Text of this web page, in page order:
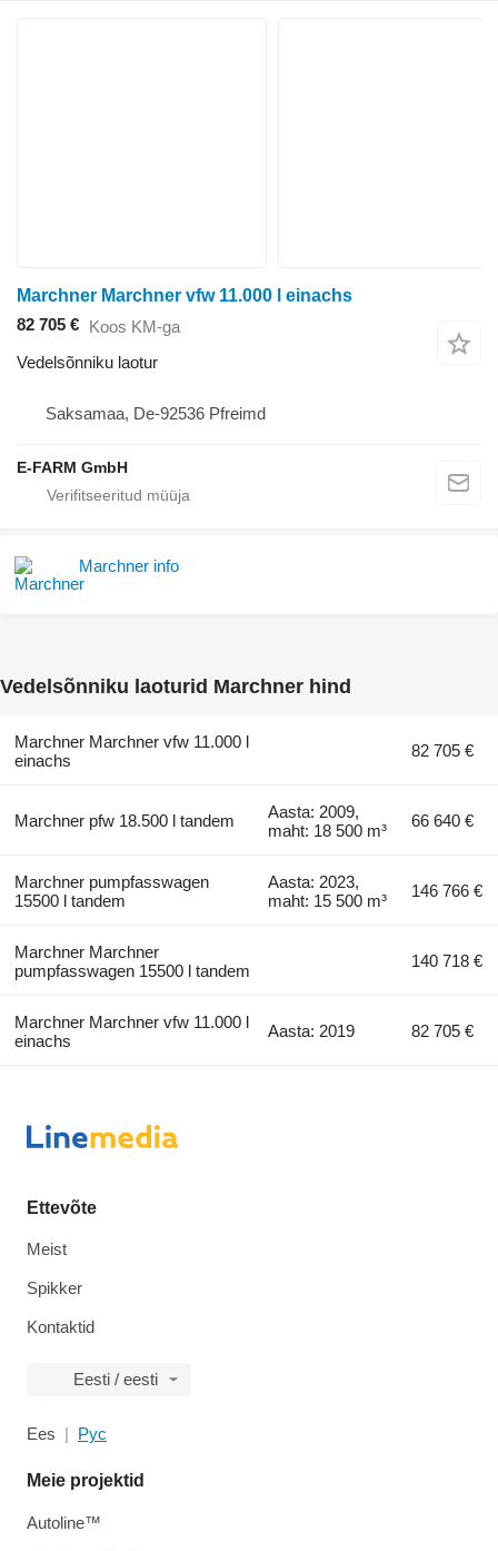
Marchner Marchner vfw 11.000 l einachs
82 705 € Koos KM-ga
Vedelsõnniku laotur
Saksamaa, De-92536 Pfreimd
E-FARM GmbH
Marchner info
Vedelsõnniku laoturid Marchner hind
Marchner Marchner vfw 11.000 l
einachs
82 705 €
Marchner pfw 18.500 l tandem
Aasta: 2009,
maht: 18 500 m³
66 640 €
Marchner pumpfasswagen
15500 l tandem
Aasta: 2023,
maht: 15 500 m³
146 766 €
Marchner Marchner
pumpfasswagen 15500 l tandem
140 718 €
Marchner Marchner vfw 11.000 l
einachs
Aasta: 2019 82 705 €
Ettevõte
Meist
Spikker
Kontaktid
Eesti / eesti
Ees Рус
Meie projektid
Autoline™